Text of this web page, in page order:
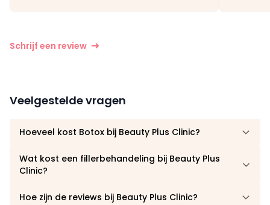
Schrijf een review
Veelgestelde vragen
Hoeveel kost Botox bij Beauty Plus Clinic?
Wat kost een fillerbehandeling bij Beauty Plus
Clinic?
Hoe zijn de reviews bij Beauty Plus Clinic?